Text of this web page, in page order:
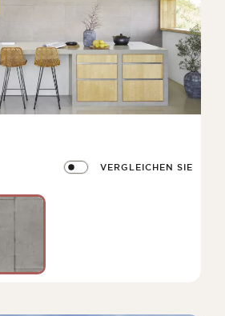
VERGLEICHEN SIE